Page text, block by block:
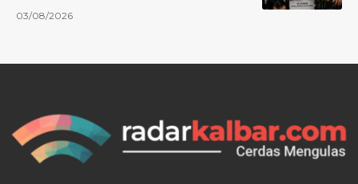
03/08/2026